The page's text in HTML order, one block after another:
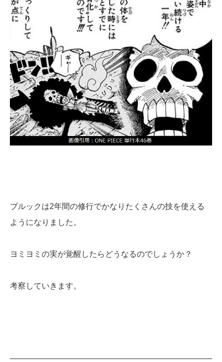
ブルックは2年間の修行でかなりたくさんの技を使える
ようになりました。
ヨミヨミの実が覚醒したらどうなるのでしょうか？
考察していきます。